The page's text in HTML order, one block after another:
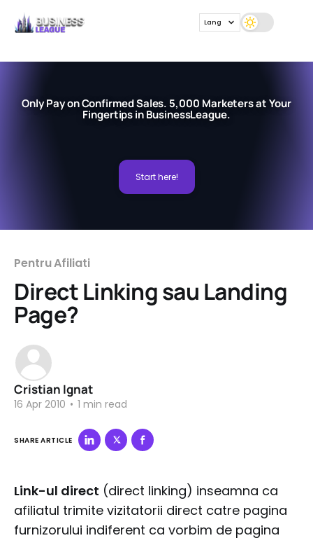
Lang
Only Pay on Confirmed Sales. 5,000 Marketers at Your
Fingertips in BusinessLeague.
Start here!
Pentru Afiliati
Direct Linking sau Landing
Page?
Cristian Ignat
16 Apr 2010 • 1 min read
SHARE ARTICLE
Link-ul direct (direct linking) inseamna ca
afiliatul trimite vizitatorii direct catre pagina
furnizorului indiferent ca vorbim de pagina